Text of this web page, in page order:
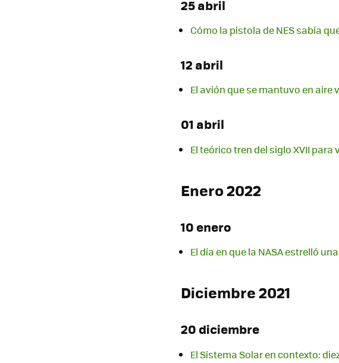
25 abril
Cómo la pistola de NES sabía
12 abril
El avión que se mantuvo en aire
01 abril
El teórico tren del siglo XVII
Enero 2022
10 enero
El día en que la NASA estrelló
Diciembre 2021
20 diciembre
El Sistema Solar en contexto: